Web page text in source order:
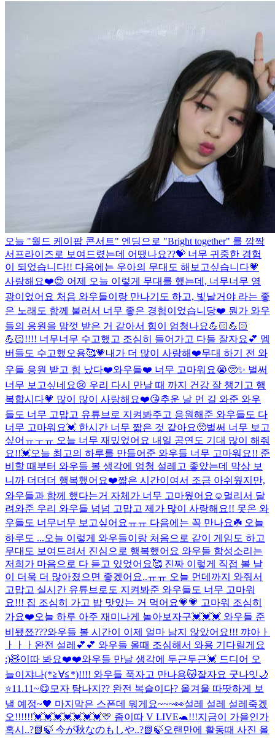
오늘 "월드 케이팝 콘서트" 엔딩으로 "Bright together" 를 깜짝
서프라이즈로 보여드렸는데 어땠나요??💝 너무 귀중한 경험
이 되었습니다!! 다음에는 우아의 무대도 해보고싶습니다💗
사랑해요❤️😍 어제 오늘 이렇게 무대를 했는데, 너무너무 영
광이었어요 처음 와우들이랑 만나기도 하고, 빛날거야 라는 좋
은 노래도 함께 불러서 너무 좋은 경험이었습니당❤️ 뭔가 와우
들의 응원을 맘껏 받은 거 같아서 힘이 엄청나요💪🏻💪🏻
💪🏻!!!! 너무너무 수고했고 조심히 들어가고 다들 잘자요💕 멤
버들도 수고했오용🥰💗내가 더 많이 사랑해❤️무대 하기 전 와
우들 응원 받고 힘 났다❤️와우들❤️ 너무 고마워요😭🥺✨ 벌써
너무 보고싶네요😢 우리 다시 만날 때 까지 건강 잘 챙기고 행
복합시다💗 많이 많이 사랑해요❤️😘추운 날 먼 길 와준 와우
들도 너무 고맙고 유튜브로 지켜봐주고 응원해준 와우들도 다
너무 고마워요💓 한시간 너무 짧은 것 같아요🥺벌써 너무 보고
싶어ㅠㅜㅠ 오늘 너무 재밌었어요 내일 공연도 기대 많이 해줘
요!!💓오늘 최고의 하루를 만들어준 와우들 너무 고마워요!! 준
비할 때부터 와우들 볼 생각에 엄청 설레고 좋았는데 막상 보
니까 더더더 행복했어요❤️짧은 시간이여서 조금 아쉬웠지만,
와우들과 함께 했다는거 자체가 너무 고마웠어요☺️멀리서 달
려와준 우리 와우들 넘넘 고맙고 제가 많이 사랑해요!! 못온 와
우들도 너무너무 보고싶어요ㅠㅠ 다음에는 꼭 만나요☘️ 오늘
하루도 ...오늘 이렇게 와우들이랑 처음으로 같이 게임도 하고
무대도 보여드려서 진심으로 행복했어요 와우들 함성소리는
저희가 마음으로 다 듣고 있었어요🥰 진짜 이렇게 직접 볼 날
이 더욱 더 많아졌으면 좋겠어요..ㅠㅠ 오늘 먼데까지 와줘서
고맙고 실시간 유튜브로도 지켜봐준 와우들도 너무 고마워
요!!! 집 조심히 가고 밥 맛있는 거 먹어요💗💗 고마워 조심히
가요❤️오늘 하루 아주 재미나게 놀아보자구💓💓💓 와우들 준
비됐쬬???와우들 볼 시간이 이제 얼마 남지 않았어요!!! 꺄아ㅏ
ㅏㅏㅏ완전 설레💕💕 와우들 올때 조심해서 와용 기다릴게요
:)🧸이따 봐요❤️❤️와우들 만날 생각에 두근두근💓 드디어 오
늘이쟈나(*≧∀≦*)!!!! 와우들 푹자고 만나용😽잘자요 굿나잇🌙
⭐️11.11~😋 모자 탐나지?? 완전 복슬이다? 올겨울 따땃하게 보
낼 예정~🖤 마지막은 스폰데 뭐게요~~~👀설레 설레 설레죽겠
오!!!!!!💓💓💓💓💓💓💓💛 좀이따 V LIVE🐢!!!지금이 가을인가
혹시..?📗🍃 今が秋なのもしや..?📗🍃오랜만에 활동때 사진 올